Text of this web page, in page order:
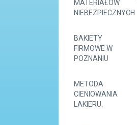
MATERIAŁÓW
NIEBEZPIECZNYCH
BAKIETY
FIRMOWE W
POZNANIU
METODA
CIENIOWANIA
LAKIERU.